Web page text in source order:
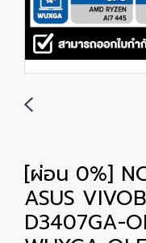
[ผ่อน 0%]
ASUS
D3407GA-